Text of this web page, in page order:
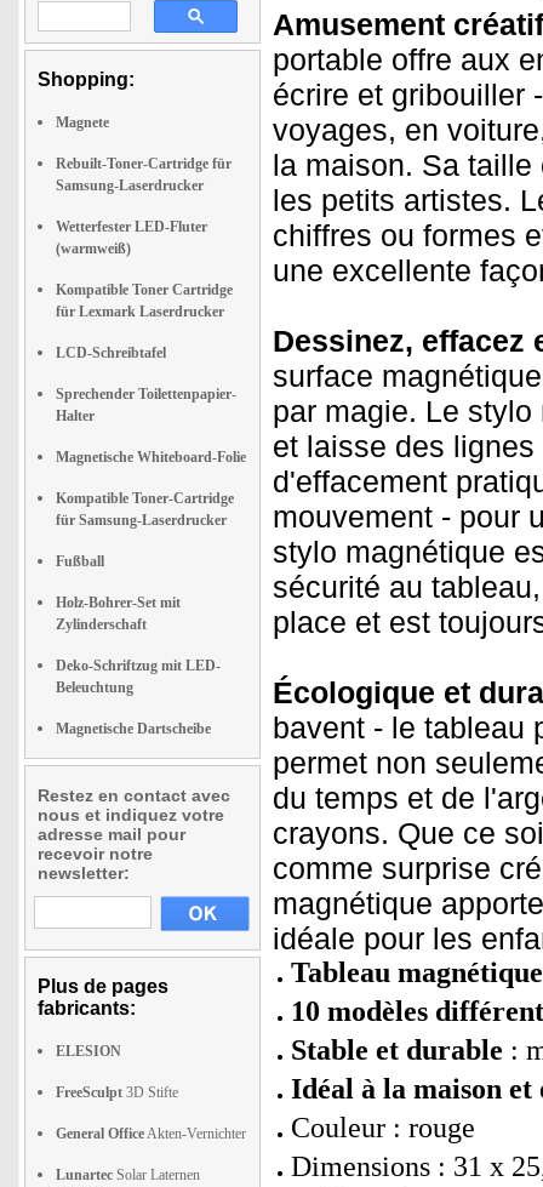
Shopping:
Magnete
Rebuilt-Toner-Cartridge für
Samsung-Laserdrucker
Wetterfester LED-Fluter
(warmweiß)
Kompatible Toner Cartridge
für Lexmark Laserdrucker
LCD-Schreibtafel
Sprechender Toilettenpapier-
Halter
Magnetische Whiteboard-Folie
Kompatible Toner-Cartridge
für Samsung-Laserdrucker
Fußball
Holz-Bohrer-Set mit
Zylinderschaft
Deko-Schriftzug mit LED-
Beleuchtung
Magnetische Dartscheibe
Restez en contact avec
nous et indiquez votre
adresse mail pour
recevoir notre
newsletter:
Plus de pages
fabricants:
ELESION
FreeSculpt 3D Stifte
General OfficeAkten-Vernichter
Lunartec Solar Laternen
Amusement
portable offre aux
écrire et gribouiller
voyages, en
la maison. Sa
les petits artistes.
chiffres ou formes
une excellente
Dessinez, effacez
surface
par magie. Le
et laisse des
d'effacement
mouvement - pour
stylo magnétique
sécurité au
place et est
Écologique et
bavent - le tableau
permet non
du temps et de
crayons. Que ce
comme surprise
magnétique
idéale pour les
Tableau
10 modèles
Stable et durable :
Idéal à la maison et
Couleur : rouge
Dimensions : 31 x